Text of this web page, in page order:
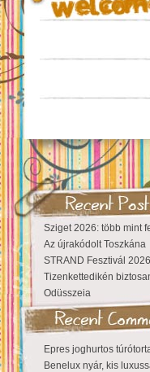
Sziget 2026: több mint
Az újrakódolt Toszkána
STRAND Fesztivál
Tizenkettedikén
Odüsszeia
Epres joghurtos
Benelux nyár, kis